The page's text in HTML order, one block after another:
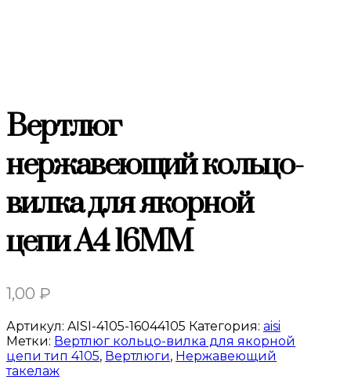
Вертлюг
нержавеющий кольцо-
вилка для якорной
цепи A4 16MM
1,00 ₽
Артикул: AISI-4105-16044105 Категория: aisi
Метки: Вертлюг кольцо-вилка для якорной
цепи тип 4105, Вертлюги, Нержавеющий
такелаж